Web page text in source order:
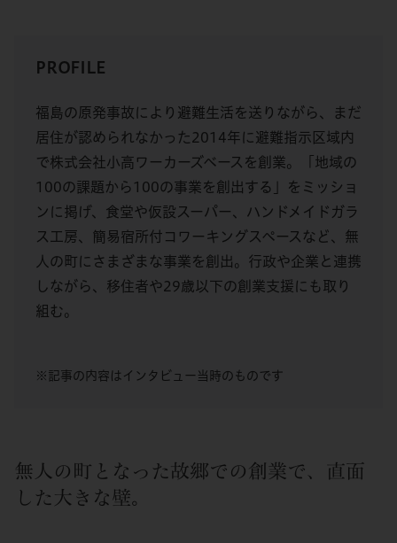
PROFILE
福島の原発事故により避難生活を送りながら、まだ
居住が認められなかった2014年に避難指示区域内
で株式会社小高ワーカーズベースを創業。「地域の
100の課題から100の事業を創出する」をミッショ
ンに掲げ、食堂や仮設スーパー、ハンドメイドガラ
ス工房、簡易宿所付コワーキングスペースなど、無
人の町にさまざまな事業を創出。行政や企業と連携
しながら、移住者や29歳以下の創業支援にも取り
組む。
※記事の内容はインタビュー当時のものです
無人の町となった故郷での創業で、直面
した大きな壁。